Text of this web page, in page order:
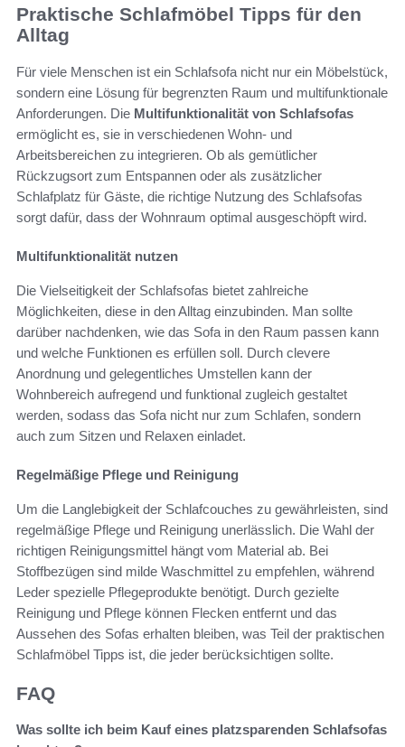
Praktische Schlafmöbel Tipps für den
Alltag
Für viele Menschen ist ein Schlafsofa nicht nur ein Möbelstück,
sondern eine Lösung für begrenzten Raum und multifunktionale
Anforderungen. Die Multifunktionalität von Schlafsofas
ermöglicht es, sie in verschiedenen Wohn- und
Arbeitsbereichen zu integrieren. Ob als gemütlicher
Rückzugsort zum Entspannen oder als zusätzlicher
Schlafplatz für Gäste, die richtige Nutzung des Schlafsofas
sorgt dafür, dass der Wohnraum optimal ausgeschöpft wird.
Multifunktionalität nutzen
Die Vielseitigkeit der Schlafsofas bietet zahlreiche
Möglichkeiten, diese in den Alltag einzubinden. Man sollte
darüber nachdenken, wie das Sofa in den Raum passen kann
und welche Funktionen es erfüllen soll. Durch clevere
Anordnung und gelegentliches Umstellen kann der
Wohnbereich aufregend und funktional zugleich gestaltet
werden, sodass das Sofa nicht nur zum Schlafen, sondern
auch zum Sitzen und Relaxen einladet.
Regelmäßige Pflege und Reinigung
Um die Langlebigkeit der Schlafcouches zu gewährleisten, sind
regelmäßige Pflege und Reinigung unerlässlich. Die Wahl der
richtigen Reinigungsmittel hängt vom Material ab. Bei
Stoffbezügen sind milde Waschmittel zu empfehlen, während
Leder spezielle Pflegeprodukte benötigt. Durch gezielte
Reinigung und Pflege können Flecken entfernt und das
Aussehen des Sofas erhalten bleiben, was Teil der praktischen
Schlafmöbel Tipps ist, die jeder berücksichtigen sollte.
FAQ
Was sollte ich beim Kauf eines platzsparenden Schlafsofas